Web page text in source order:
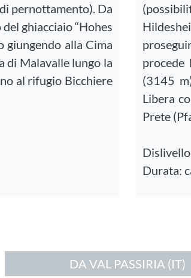
pernottamento). Da
ghiacciaio “Hohes
giungendo alla Cima
di Malavalle lungo la
al rifugio Bicchiere
procede
(3145
Libera
Prete
Durata:
DA VAL PASSIRIA (IT)